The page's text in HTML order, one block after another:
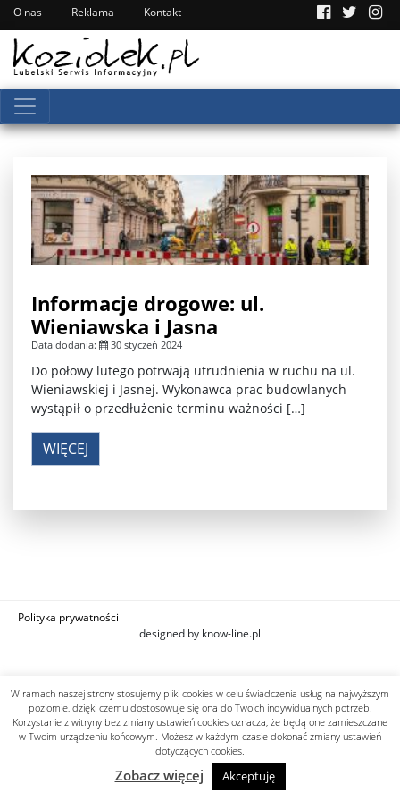
O nas Reklama Kontakt
Informacje drogowe: ul.
Wieniawska i Jasna
Data dodania: 30 styczeń 2024
Do połowy lutego potrwają utrudnienia w ruchu na ul.
Wieniawskiej i Jasnej. Wykonawca prac budowlanych
wystąpił o przedłużenie terminu ważności […]
WIĘCEJ
Polityka prywatności
designed by know-line.pl
W ramach naszej strony stosujemy pliki cookies w celu świadczenia usług na najwyższym
poziomie, dzięki czemu dostosowuje się ona do Twoich indywidualnych potrzeb.
Korzystanie z witryny bez zmiany ustawień cookies oznacza, że będą one zamieszczane
w Twoim urządzeniu końcowym. Możesz w każdym czasie dokonać zmiany ustawień
dotyczących cookies.
Zobacz więcej Akceptuję